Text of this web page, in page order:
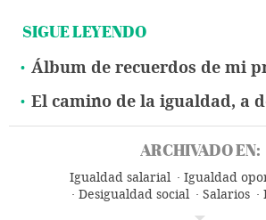
SIGUE LEYENDO
Álbum de recuerdos de mi
El camino de la igualdad, a
ARCHIVADO EN:
Igualdad salarial
Igualdad
Desigualdad social
Salarios